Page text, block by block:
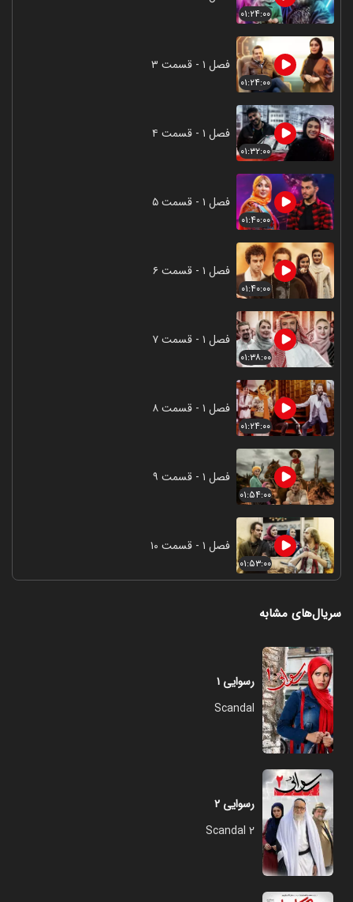
۰۱:۲۴:۰۰
۰۱:۲۴:۰۰
فصل ۱ - قسمت ۳
۰۱:۳۲:۰۰
فصل ۱ - قسمت ۴
۰۱:۴۰:۰۰
فصل ۱ - قسمت ۵
۰۱:۴۰:۰۰
فصل ۱ - قسمت ۶
۰۱:۳۸:۰۰
فصل ۱ - قسمت ۷
۰۱:۲۴:۰۰
فصل ۱ - قسمت ۸
۰۱:۵۴:۰۰
فصل ۱ - قسمت ۹
۰۱:۵۳:۰۰
فصل ۱ - قسمت ۱۰
سریال‌های مشابه
رسوایی ۱
Scandal
رسوایی ۲
Scandal 2